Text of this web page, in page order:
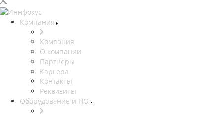
Компания
Компания
О компании
Партнеры
Карьера
Контакты
Реквизиты
Оборудование и ПО